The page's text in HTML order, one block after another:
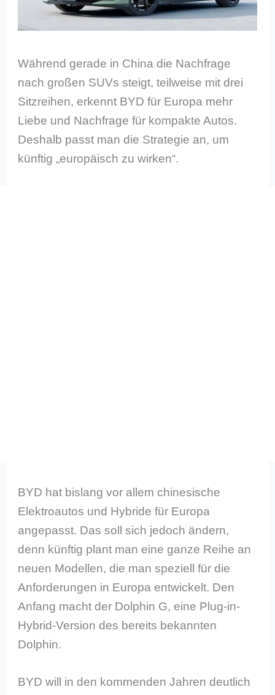
Während gerade in China die Nachfrage
nach großen SUVs steigt, teilweise mit drei
Sitzreihen, erkennt BYD für Europa mehr
Liebe und Nachfrage für kompakte Autos.
Deshalb passt man die Strategie an, um
künftig „europäisch zu wirken“.
BYD hat bislang vor allem chinesische
Elektroautos und Hybride für Europa
angepasst. Das soll sich jedoch ändern,
denn künftig plant man eine ganze Reihe an
neuen Modellen, die man speziell für die
Anforderungen in Europa entwickelt. Den
Anfang macht der Dolphin G, eine Plug-in-
Hybrid-Version des bereits bekannten
Dolphin.
BYD will in den kommenden Jahren deutlich